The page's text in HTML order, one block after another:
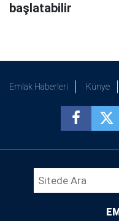
başlatabilir
Emlak Haberleri Künye